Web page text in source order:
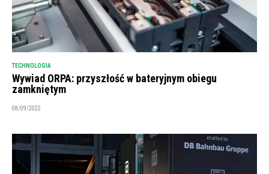
TECHNOLOGIA
Wywiad ORPA: przyszłość w bateryjnym obiegu
zamkniętym
08/09/2022